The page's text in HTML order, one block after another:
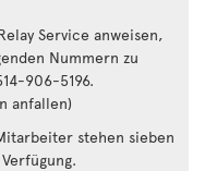
Service anweisen,
Nummern zu
906-5196.
anfallen)
stehen sieben